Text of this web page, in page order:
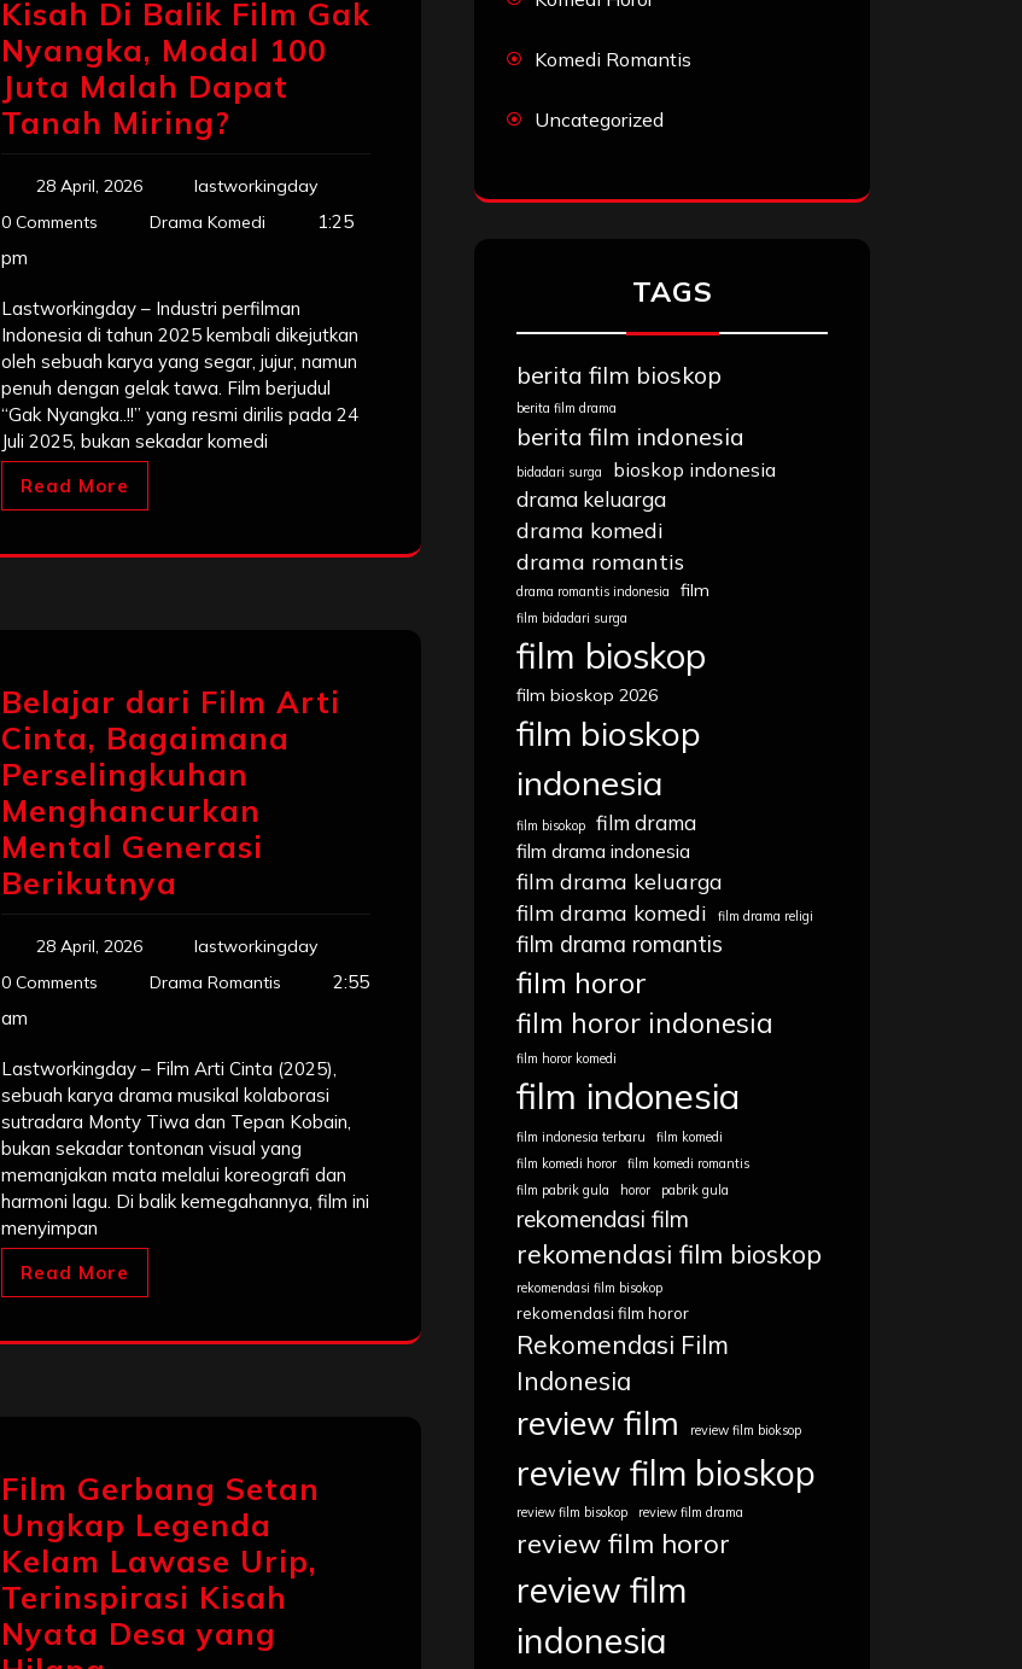
Kisah Di Balik Film Gak
Nyangka, Modal 100
Juta Malah Dapat
Tanah Miring?
28 April, 2026
lastworkingday
0 Comments
Drama Komedi
1:25
pm
Lastworkingday – Industri perfilman
Indonesia di tahun 2025 kembali dikejutkan
oleh sebuah karya yang segar, jujur, namun
penuh dengan gelak tawa. Film berjudul
“Gak Nyangka..!!” yang resmi dirilis pada 24
Juli 2025, bukan sekadar komedi
Read More
Belajar dari Film Arti
Cinta, Bagaimana
Perselingkuhan
Menghancurkan
Mental Generasi
Berikutnya
28 April, 2026
lastworkingday
0 Comments
Drama Romantis
2:55
am
Lastworkingday – Film Arti Cinta (2025),
sebuah karya drama musikal kolaborasi
sutradara Monty Tiwa dan Tepan Kobain,
bukan sekadar tontonan visual yang
memanjakan mata melalui koreografi dan
harmoni lagu. Di balik kemegahannya, film ini
menyimpan
Read More
Film Gerbang Setan
Ungkap Legenda
Kelam Lawase Urip,
Terinspirasi Kisah
Nyata Desa yang
Komedi Romantis
Uncategorized
TAGS
berita film bioskop
berita film drama
berita film indonesia
bidadari surga bioskop indonesia
drama keluarga
drama komedi
drama romantis
drama romantis indonesia film
film bidadari surga
film bioskop
film bioskop 2026
film bioskop
indonesia
film bisokop film drama
film drama indonesia
film drama keluarga
film drama komedi
film drama religi
film drama romantis
film horor
film horor indonesia
film horor komedi
film indonesia
film indonesia terbaru
film komedi
film komedi horor
film komedi romantis
film pabrik gula
horor pabrik gula
rekomendasi film
rekomendasi film bioskop
rekomendasi film bisokop
rekomendasi film horor
Rekomendasi Film
Indonesia
review film review film bioksop
review film bioskop
review film bisokop review film drama
review film horor
review film
indonesia